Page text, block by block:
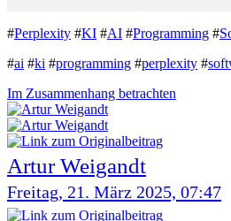
#Perplexity #KI #AI #Programming #
#ai #ki #programming #perplexity #
Im Zusammenhang betrachten
Artur Weigandt
Freitag, 21. März 2025, 07:47